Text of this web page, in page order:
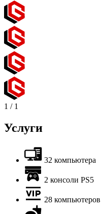
1 / 1
Услуги
32 компьютера
2 консоли PS5
28 компьютеров